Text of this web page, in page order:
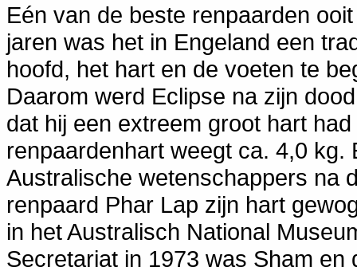
Eén van de beste renpaarden
jaren was het in Engeland een
hoofd, het hart en de voeten te
Daarom werd Eclipse na zijn
dat hij een extreem groot hart
renpaardenhart weegt ca. 4,0
Australische wetenschappers na
renpaard Phar Lap zijn hart
in het Australisch National
Secretariat in 1973 was Sham